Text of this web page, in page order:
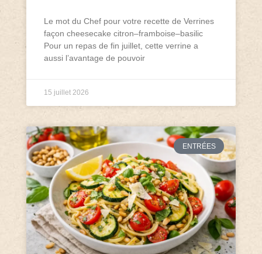
Le mot du Chef pour votre recette de Verrines
façon cheesecake citron–framboise–basilic
Pour un repas de fin juillet, cette verrine a
aussi l’avantage de pouvoir
15 juillet 2026
ENTRÉES